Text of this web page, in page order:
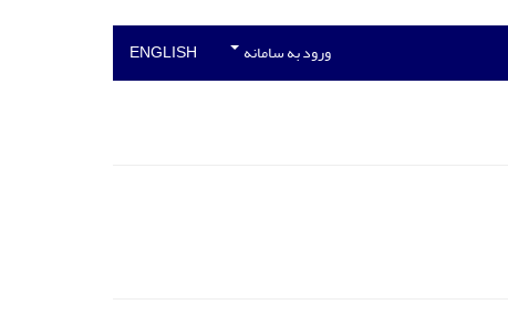
ورود به سامانه ENGLISH